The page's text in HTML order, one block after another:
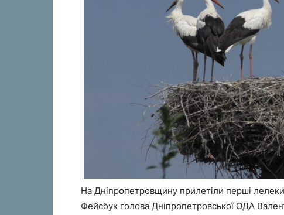
На Дніпропетровщину прилетіли перші
Фейсбук голова Дніпропетровської ОДА